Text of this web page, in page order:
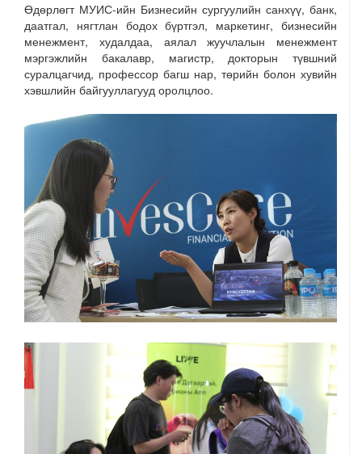
Өдөрлөгт МУИС-ийн Бизнесийн сургуулийн санхүү, банк,
даатгал, нягтлан бодох бүртгэл, маркетинг, бизнесийн
менежмент, худалдаа, аялал жуучлалын менежмент
мэргэжлийн бакалавр, магистр, докторын түвшний
суралцагчид, профессор багш нар, төрийн болон хувийн
хэвшлийн байгууллагууд оролцлоо.